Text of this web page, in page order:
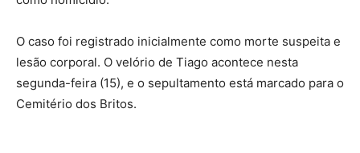
O caso foi registrado inicialmente como morte suspeita e
lesão corporal. O velório de Tiago acontece nesta
segunda-feira (15), e o sepultamento está marcado para o
Cemitério dos Britos.